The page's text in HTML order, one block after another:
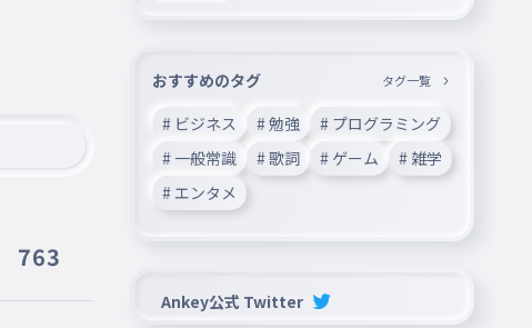
763
おすすめのタグ タグ一覧
# ビジネス # 勉強
# プログラミング
# 一般常識
# 歌詞 # ゲーム
# 雑学
# エンタメ
Ankey公式 Twitter